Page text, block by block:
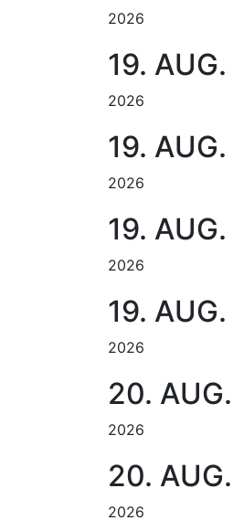
2026
19. AUG.
2026
19. AUG.
2026
19. AUG.
2026
19. AUG.
2026
20. AUG.
2026
20. AUG.
2026